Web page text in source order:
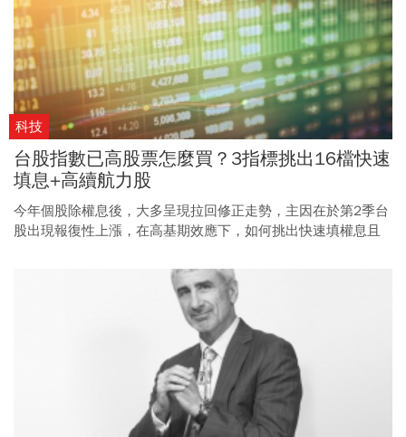
科技
台股指數已高股票怎麼買？3指標挑出16檔快速
填息+高續航力股
今年個股除權息後，大多呈現拉回修正走勢，主因在於第2季台
股出現報復性上漲，在高基期效應下，如何挑出快速填權息且